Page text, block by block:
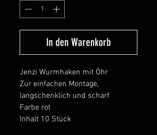
In den Warenkorb
Jenzi Wurmhaken mit Öhr
Zur einfachen Montage,
langschenklich und scharf
Farbe rot
Inhalt 10 Stück